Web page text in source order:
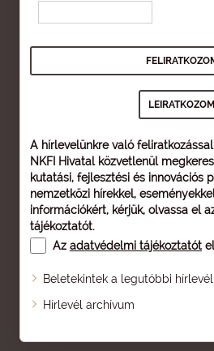
A hírlevelünkre való
NKFI Hivatal közvetlenül
kutatási, fejlesztési és innovációs
nemzetközi hírekkel,
információkért, kérjük, olvassa el
tájékoztatót.
Az adatvédelmi tájékoztatót
Beletekintek a legutóbbi
Hírlevél archívum
Oldaltérkép